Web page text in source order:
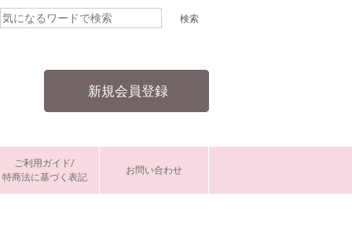
新規会員登録
ご利用ガイド/
特商法に基づく表記
お問い合わせ